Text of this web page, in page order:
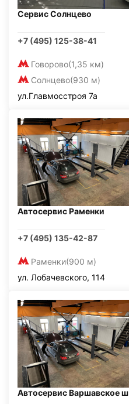
Сервис Солнцево
+7 (495) 125-38-41
Говорово(1,35 км)
Солнцево(930 м)
ул.Главмосстроя 7а
Автосервис Раменки
+7 (495) 135-42-87
Раменки(900 м)
ул. Лобачевского, 114
Автосервис Варшавское ш